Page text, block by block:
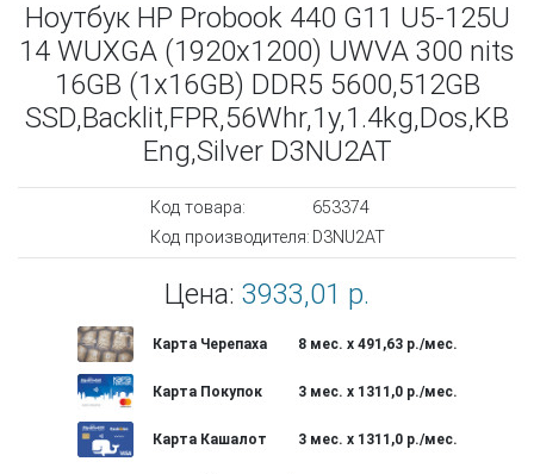
Ноутбук HP Probook 440 G11 U5-125U
14 WUXGA (1920x1200) UWVA 300 nits
16GB (1x16GB) DDR5 5600,512GB
SSD,Backlit,FPR,56Whr,1y,1.4kg,Dos,KB
Eng,Silver D3NU2AT
Код товара:
653374
Код производителя: D3NU2AT
Цена: 3933,01 р.
Карта Черепаха 8 мес. х 491,63 р./мес.
Карта Покупок 3 мес. х 1311,0 р./мес.
Карта Кашалот 3 мес. х 1311,0 р./мес.